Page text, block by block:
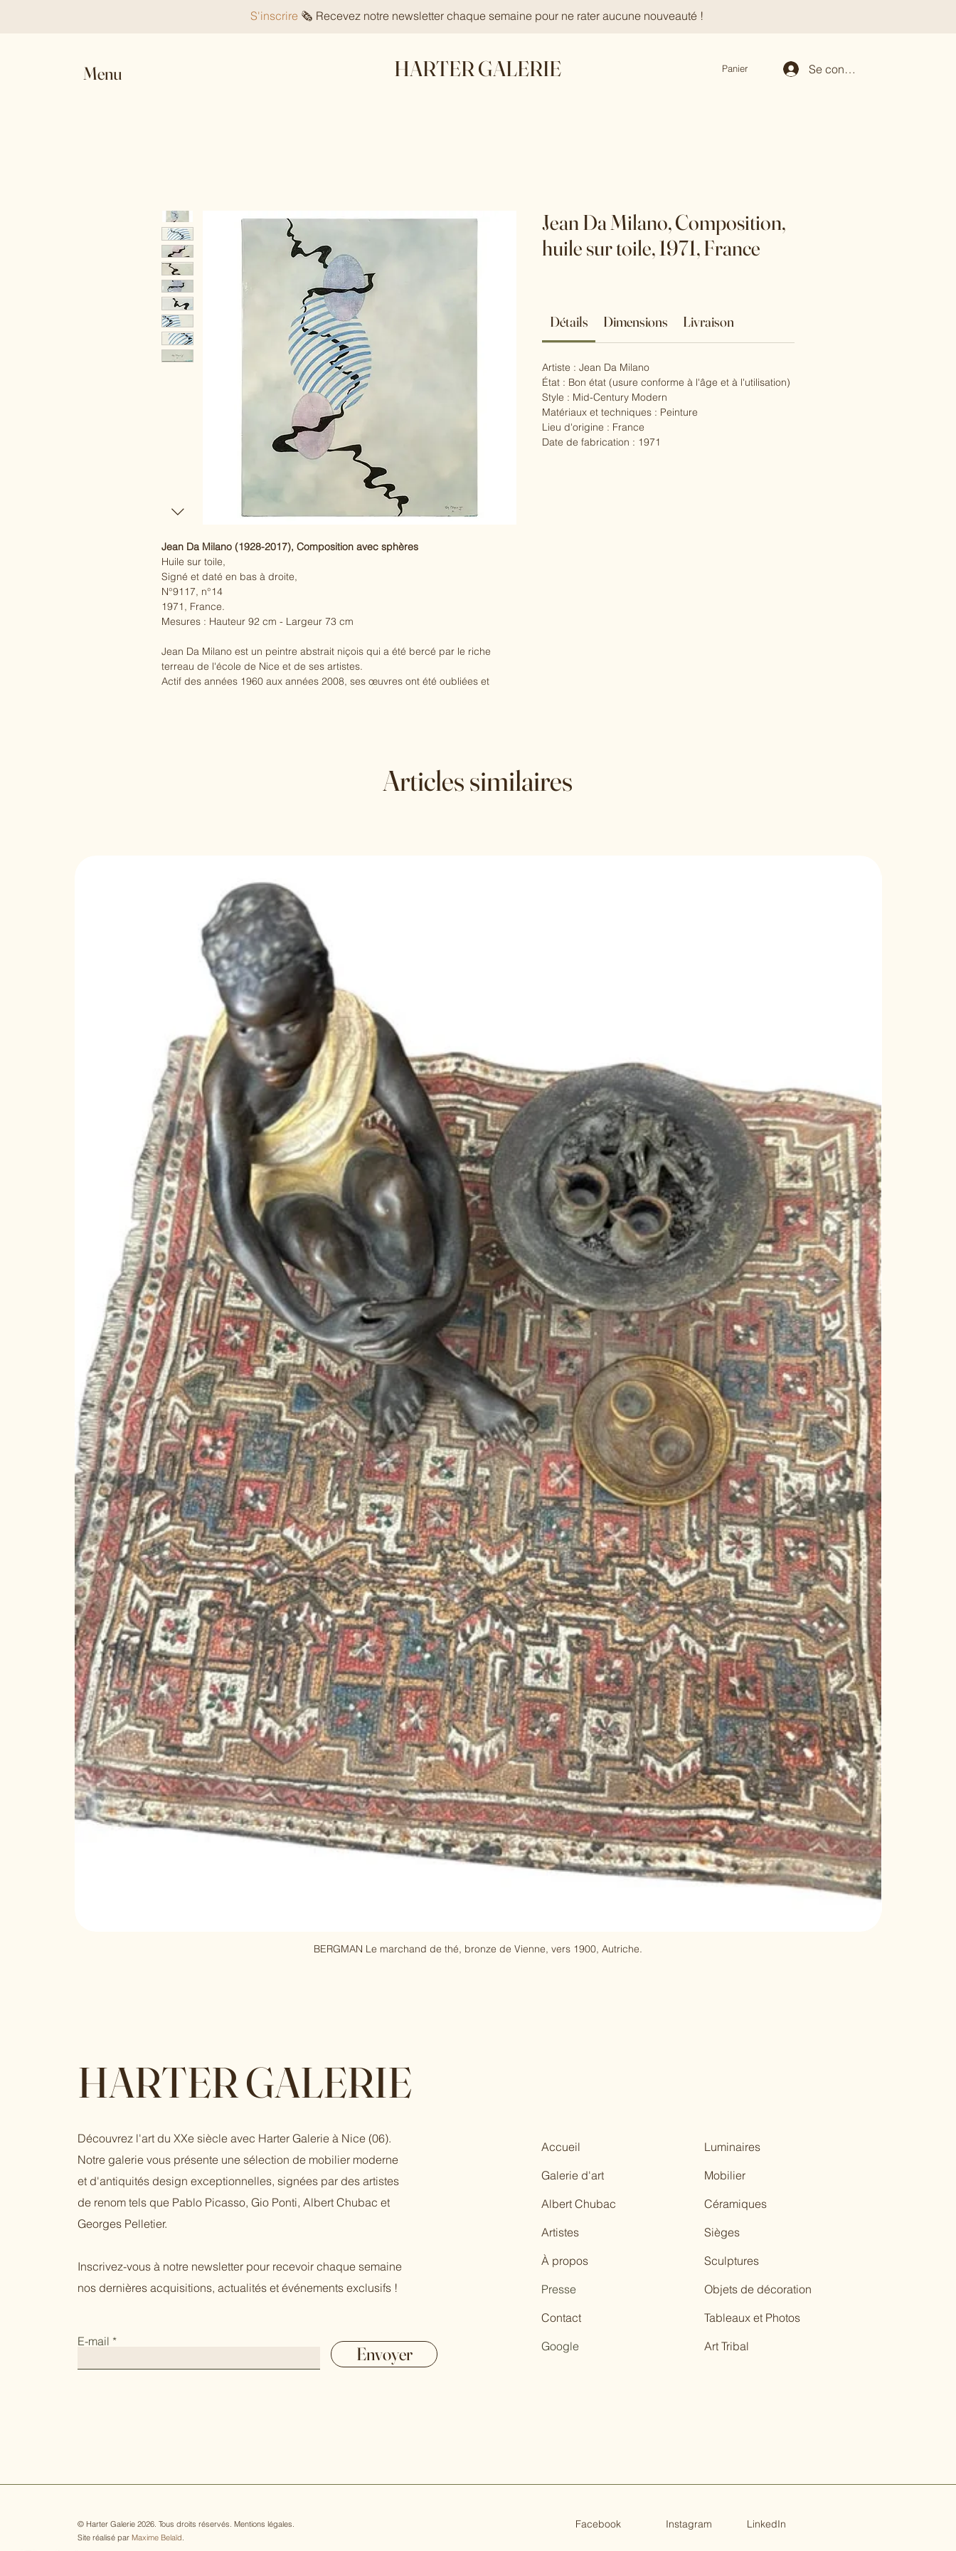
S'inscrire 🗞️ Recevez notre newsletter chaque semaine pour ne rater aucune nouveauté !
Menu HARTER GALERIE Panier Se connecter
Jean Da Milano (1928-2017), Composition avec sphères
Huile sur toile,
Signé et daté en bas à droite,
N°9117, n°14
1971, France.
Mesures : Hauteur 92 cm - Largeur 73 cm
Jean Da Milano est un peintre abstrait niçois qui a été bercé par le riche
terreau de l'école de Nice et de ses artistes.
Actif des années 1960 aux années 2008, ses œuvres ont été oubliées et
astral se transforme progressivement en un relief pictural, où le tableau
devient faussement peinture et invisiblement papier. L'humilité de ses formats
sur le papier et le relief pictural. dans les années 2000.
Selon Georges Braque " Tout le monde est créateur, le spectateur est lui-
même créateur, c'est la manière de voir qui donne vie à l'objet. "
Expositions personnelles :
1992 : Galerie d'or de Nice
1988 : Acropolis Nice
1982 : Galerie municipale Renoir Nice
1977 : Musée municipal de Saint-Paul-de-Vence
Expositions collectives :
1992 : Galerie d'or
1991 : Galerie d'or
1990 : Golden Gallery - Art Jonction
1989 : Centre universitaire de Nice
1987 : Acropolis
1985 : Chapelle de la Miséricorde Vallauris
1984 : CIAC Paris et Chapelle des Pénitents à Péone
1983 : Art Expo Dallas Texas et Art Expo New York
1980 : Galerie Waterlot Nice
1971 : Necrolium Nice
1970 : Maison de la Culture Magnan Nice et Musée de la Salle Marine
Nice
1969 : Galerie Le Nombre d'Or Nice
1968 : Musée de la Salle Marine Nice et Galerie Salmon Nice
1966 : Groupe scolaire Paul Langevin Biot
1965 : Chapelle St Esprit Valbonne
Prix :
1983 : New-York - Médaille d'argent - Art Expo
1983 : St Raphaël - 1er Grand Prix International des Arts Plastiques
1982 : Paris - Salon des artistes français
1980 : Paris - Grand Prix Signature.
Jean Da Milano, Composition,
huile sur toile, 1971, France
Détails Dimensions Livraison
Artiste : Jean Da Milano
État : Bon état (usure conforme à l'âge et à l'utilisation)
Style : Mid-Century Modern
Matériaux et techniques : Peinture
Lieu d'origine : France
Date de fabrication : 1971
Articles similaires
BERGMAN Le marchand de thé, bronze de Vienne, vers 1900, Autriche.
HARTER GALERIE
Découvrez l'art du XXe siècle avec Harter Galerie à Nice (06).
Notre galerie vous présente une sélection de mobilier moderne
et d'antiquités design exceptionnelles, signées par des artistes
de renom tels que Pablo Picasso, Gio Ponti, Albert Chubac et
Georges Pelletier.
Inscrivez-vous à notre newsletter pour recevoir chaque semaine
nos dernières acquisitions, actualités et événements exclusifs !
E-mail
Envoyer
Accueil
Galerie d'art
Albert Chubac
Artistes
À propos
Presse
Contact
Google
Luminaires
Mobilier
Céramiques
Sièges
Sculptures
Objets de décoration
Tableaux et Photos
Art Tribal
© Harter Galerie 2026. Tous droits réservés. Mentions légales.
Site réalisé par Maxime Belaïd.
Facebook Instagram LinkedIn